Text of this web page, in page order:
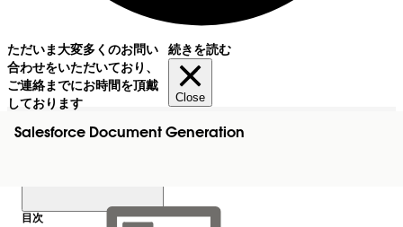
ただいま大変多くのお問い
合わせをいただいており、
ご連絡までにお時間を頂戴
しております
続きを読む
Close
Salesforce Document Generation
目次